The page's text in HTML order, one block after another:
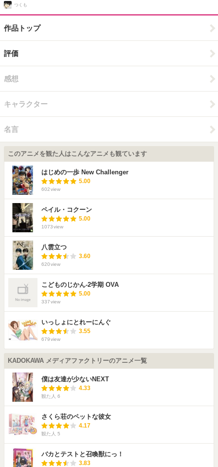
つくも
作品トップ
評価
感想
キャラクター
名言
このアニメを観た人はこんなアニメも観ています
はじめの一歩 New Challenger
5.00
602view
ペイル・コクーン
5.00
1073view
八雲立つ
3.60
620view
こどものじかん-2学期 OVA
5.00
337view
いっしょにとれーにんぐ
3.55
679view
KADOKAWA メディアファクトリーのアニメ一覧
僕は友達が少ないNEXT
4.33
観た人 6
さくら荘のペットな彼女
4.17
観た人 5
バカとテストと召喚獣にっ！
3.83